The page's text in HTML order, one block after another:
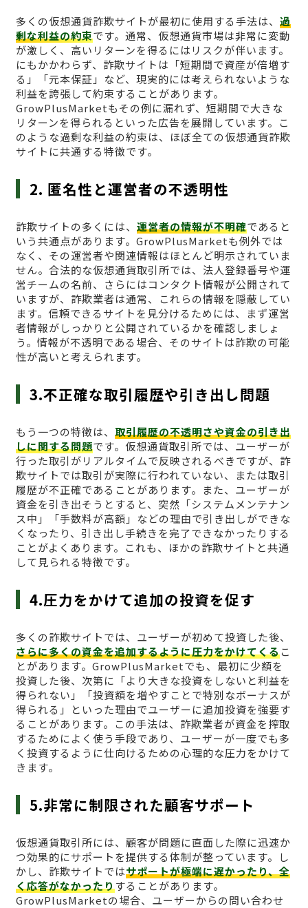
多くの仮想通貨詐欺サイトが最初に使用する手法は、 過
剰な利益の約束です。通常、仮想通貨市場は非常に変動
が激しく、高いリターンを得るにはリスクが伴います。
にもかかわらず、詐欺サイトは「短期間で資産が倍増す
る」「元本保証」など、現実的には考えられないような
利益を誇張して約束することがあります。
GrowPlusMarketもその例に漏れず、短期間で大きな
リターンを得られるといった広告を展開しています。こ
のような過剰な利益の約束は、ほぼ全ての仮想通貨詐欺
サイトに共通する特徴です。
2. 匿名性と運営者の不透明性
詐欺サイトの多くには、 運営者の情報が不明確であると
いう共通点があります。GrowPlusMarketも例外では
なく、その運営者や関連情報はほとんど明示されていま
せん。合法的な仮想通貨取引所では、法人登録番号や運
営チームの名前、さらにはコンタクト情報が公開されて
いますが、詐欺業者は通常、これらの情報を隠蔽してい
ます。信頼できるサイトを見分けるためには、まず運営
者情報がしっかりと公開されているかを確認しましょ
う。情報が不透明である場合、そのサイトは詐欺の可能
性が高いと考えられます。
3.不正確な取引履歴や引き出し問題
もう一つの特徴は、 取引履歴の不透明さや資金の引き出
しに関する問題です。仮想通貨取引所では、ユーザーが
行った取引がリアルタイムで反映されるべきですが、詐
欺サイトでは取引が実際に行われていない、または取引
履歴が不正確であることがあります。また、ユーザーが
資金を引き出そうとすると、突然「システムメンテナン
ス中」「手数料が高額」などの理由で引き出しができな
くなったり、引き出し手続きを完了できなかったりする
ことがよくあります。これも、ほかの詐欺サイトと共通
して見られる特徴です。
4.圧力をかけて追加の投資を促す
多くの詐欺サイトでは、ユーザーが初めて投資した後、
さらに多くの資金を追加するように圧力をかけてくるこ
とがあります。GrowPlusMarketでも、最初に少額を
投資した後、次第に「より大きな投資をしないと利益を
得られない」「投資額を増やすことで特別なボーナスが
得られる」といった理由でユーザーに追加投資を強要す
ることがあります。この手法は、詐欺業者が資金を搾取
するためによく使う手段であり、ユーザーが一度でも多
く投資するように仕向けるための心理的な圧力をかけて
きます。
5.非常に制限された顧客サポート
仮想通貨取引所には、顧客が問題に直面した際に迅速か
つ効果的にサポートを提供する体制が整っています。し
かし、詐欺サイトではサポートが極端に遅かったり、全
く応答がなかったりすることがあります。
GrowPlusMarketの場合、ユーザーからの問い合わせ